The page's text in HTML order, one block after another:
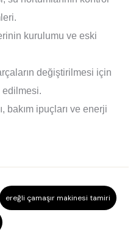
kurulumu ve eski
değiştirilmesi için
edilmesi.
bakım ipuçları ve enerji
ereğli çamaşır makinesi tamiri